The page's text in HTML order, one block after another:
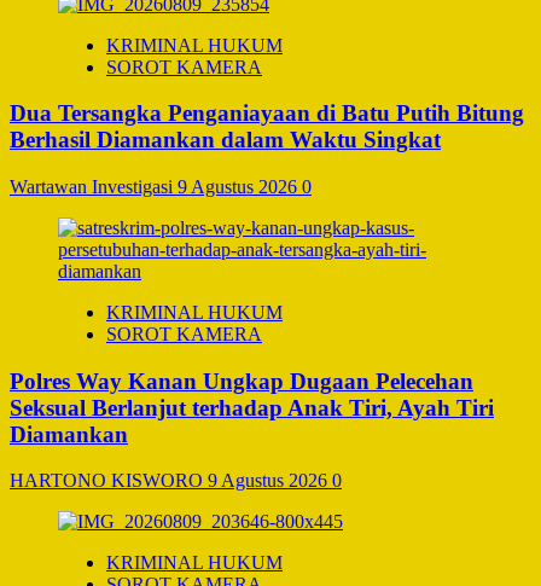
KRIMINAL HUKUM
SOROT KAMERA
Dua Tersangka Penganiayaan di Batu Putih Bitung
Berhasil Diamankan dalam Waktu Singkat
Wartawan Investigasi 9 Agustus 2026 0
KRIMINAL HUKUM
SOROT KAMERA
Polres Way Kanan Ungkap Dugaan Pelecehan
Seksual Berlanjut terhadap Anak Tiri, Ayah Tiri
Diamankan
HARTONO KISWORO 9 Agustus 2026 0
KRIMINAL HUKUM